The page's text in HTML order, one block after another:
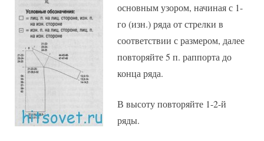
основным узором, начиная с 1-
го (изн.) ряда от стрелки в
соответствии с размером, далее
повторяйте 5 п. раппорта до
конца ряда.
В высоту повторяйте 1-2-й
ряды.